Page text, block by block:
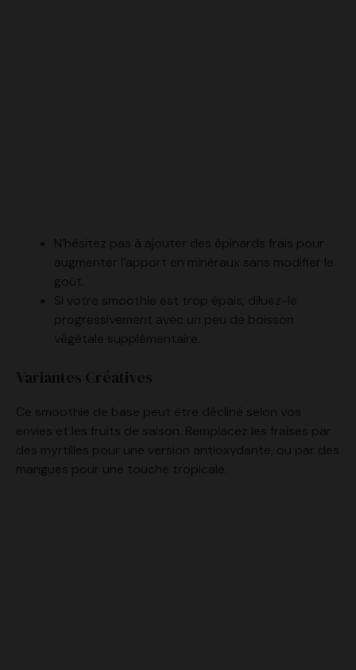
goût.
Si votre smoothie est trop épais, diluez-le
progressivement avec un peu de boisson
végétale supplémentaire.
Variantes Créatives
Ce smoothie de base peut être décliné selon vos
des myrtilles pour une version antioxydante, ou par des
mangues pour une touche tropicale.